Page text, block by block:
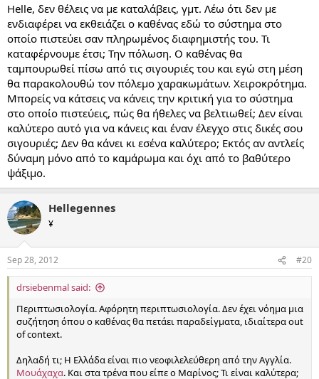
Helle, δεν θέλεις να με καταλάβεις, γμτ. Λέω ότι δεν με
ενδιαφέρει να εκθειάζει ο καθένας εδώ το σύστημα στο
οποίο πιστεύει σαν πληρωμένος διαφημιστής του. Τι
καταφέρνουμε έτσι; Την πόλωση. Ο καθένας θα
ταμπουρωθεί πίσω από τις σιγουριές του και εγώ στη μέση
θα παρακολουθώ τον πόλεμο χαρακωμάτων. Χειροκρότημα.
Μπορείς να κάτσεις να κάνεις την κριτική για το σύστημα
στο οποίο πιστεύεις, πώς θα ήθελες να βελτιωθεί; Δεν είναι
καλύτερο αυτό για να κάνεις και έναν έλεγχο στις δικές σου
σιγουριές; Δεν θα κάνει κι εσένα καλύτερο; Εκτός αν αντλείς
δύναμη μόνο από το καμάρωμα και όχι από το βαθύτερο
ψάξιμο.
Hellegennes
¥
Sep 28, 2012 #20
drsiebenmal said:
Περιπτωσιολογία. Αφόρητη περιπτωσιολογία. Δεν έχει νόημα μια
συζήτηση όπου ο καθένας θα πετάει παραδείγματα, ιδιαίτερα out
of context.
Δηλαδή τι; Η Ελλάδα είναι πιο νεοφιλελεύθερη από την Αγγλία.
Μουάχαχα. Και στα τρένα που είπε ο Μαρίνος; Τι είναι καλύτερα;